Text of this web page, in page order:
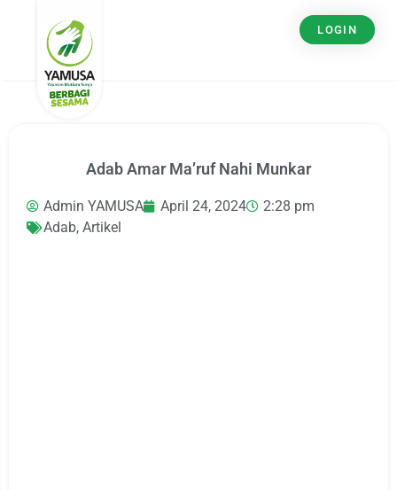
LOGIN
Adab Amar Ma’ruf Nahi Munkar
Admin YAMUSA April 24, 2024
2:28 pm
Adab, Artikel